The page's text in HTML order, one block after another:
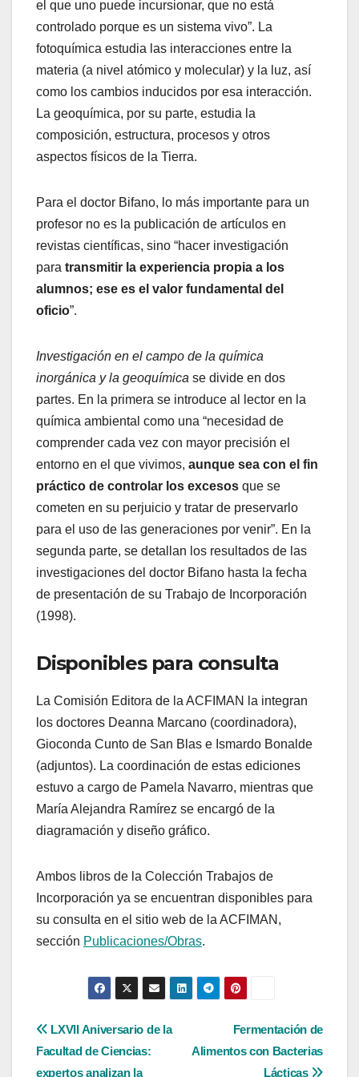
el que uno puede incursionar, que no está
controlado porque es un sistema vivo”. La
fotoquímica estudia las interacciones entre la
materia (a nivel atómico y molecular) y la luz, así
como los cambios inducidos por esa interacción.
La geoquímica, por su parte, estudia la
composición, estructura, procesos y otros
aspectos físicos de la Tierra.
Para el doctor Bifano, lo más importante para un
profesor no es la publicación de artículos en
revistas científicas, sino “hacer investigación
para transmitir la experiencia propia a los
alumnos; ese es el valor fundamental del
oficio”.
Investigación en el campo de la química
inorgánica y la geoquímica se divide en dos
partes. En la primera se introduce al lector en la
química ambiental como una “necesidad de
comprender cada vez con mayor precisión el
entorno en el que vivimos, aunque sea con el fin
práctico de controlar los excesos que se
cometen en su perjuicio y tratar de preservarlo
para el uso de las generaciones por venir”. En la
segunda parte, se detallan los resultados de las
investigaciones del doctor Bifano hasta la fecha
de presentación de su Trabajo de Incorporación
(1998).
Disponibles para consulta
La Comisión Editora de la ACFIMAN la integran
los doctores Deanna Marcano (coordinadora),
Gioconda Cunto de San Blas e Ismardo Bonalde
(adjuntos). La coordinación de estas ediciones
estuvo a cargo de Pamela Navarro, mientras que
María Alejandra Ramírez se encargó de la
diagramación y diseño gráfico.
Ambos libros de la Colección Trabajos de
Incorporación ya se encuentran disponibles para
su consulta en el sitio web de la ACFIMAN,
sección Publicaciones/Obras.
Navegación
de
Fermentación de
Alimentos con Bacterias
Lácticas
LXVII Aniversario de la
Facultad de Ciencias:
expertos analizan la